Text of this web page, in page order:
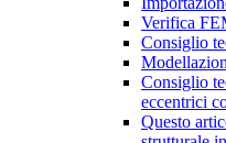
Verifica
Consiglio
Consiglio
eccentrici
Questo